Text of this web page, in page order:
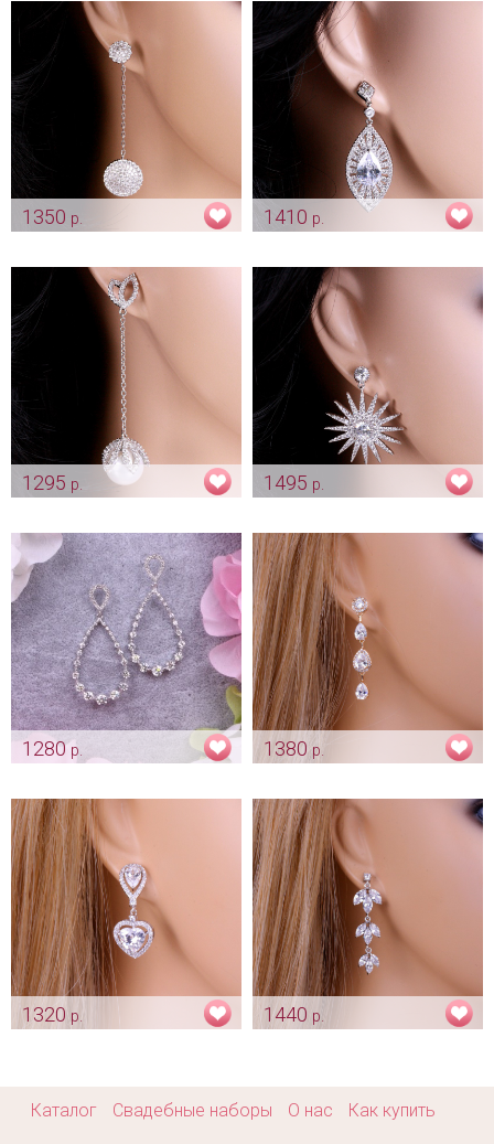
1350 р.
Арт: ser_0026
1410 р.
1295 р.
1495 р.
1280р.
Арт: ser_0252
1380 р.
1320р.
1440 р.
Каталог Свадебные наборы О нас Как купить